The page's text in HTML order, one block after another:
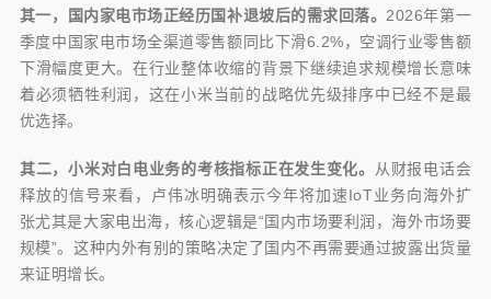
其一，国内家电市场正经历国补退坡后的需求回落。 2026年第一
季度中国家电市场全渠道零售额同比下滑6.2%，空调行业零售额
下滑幅度更大。在行业整体收缩的背景下继续追求规模增长意味
着必须牺牲利润，这在小米当前的战略优先级排序中已经不是最
优选择。
其二，小米对白电业务的考核指标正在发生变化。
从财报电话会
释放的信号来看，卢伟冰明确表示今年将加速IoT业务向海外扩
张尤其是大家电出海，核心逻辑是“国内市场要利润，海外市场要
规模”。这种内外有别的策略决定了国内不再需要通过披露出货量
来证明增长。